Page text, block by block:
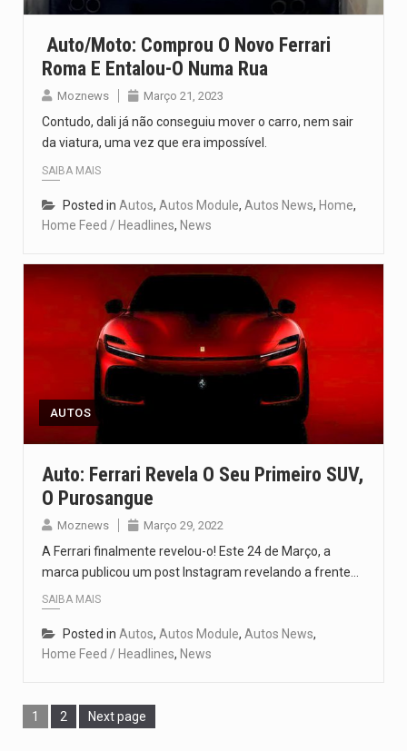
Auto/Moto: Comprou O Novo Ferrari
Roma E Entalou-O Numa Rua
Moznews Março 21, 2023
Contudo, dali já não conseguiu mover o carro, nem sair
da viatura, uma vez que era impossível.
SAIBA MAIS
Posted in Autos, Autos Module, Autos News, Home,
Home Feed / Headlines, News
AUTOS
Auto: Ferrari Revela O Seu Primeiro SUV,
O Purosangue
Moznews Março 29, 2022
A Ferrari finalmente revelou-o! Este 24 de Março, a
marca publicou um post Instagram revelando a frente…
SAIBA MAIS
Posted in Autos, Autos Module, Autos News,
Home Feed / Headlines, News
1 2 Next page